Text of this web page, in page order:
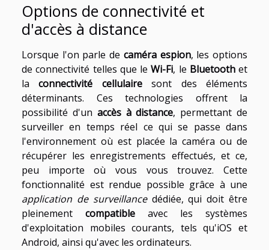
Options de connectivité et
d'accès à distance
Lorsque l'on parle de caméra espion, les options
de connectivité telles que leWi-Fi, le Bluetoothet
laconnectivité cellulairesont des éléments
déterminants. Ces technologies offrent la
possibilité d'un accès à distance, permettant de
surveiller en temps réel ce qui se passe dans
l'environnement où est placée la caméra ou de
récupérer les enregistrements effectués, et ce,
peu importe où vous vous trouvez. Cette
fonctionnalité est rendue possible grâce à une
application de surveillancedédiée, qui doit être
pleinement compatible avec les systèmes
d'exploitation mobiles courants, tels qu'iOS et
Android, ainsi qu'avec les ordinateurs.